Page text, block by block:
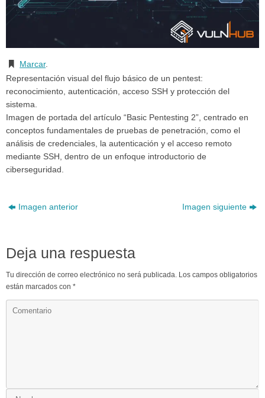
Marcar.
Representación visual del flujo básico de un pentest:
reconocimiento, autenticación, acceso SSH y protección del
sistema.
Imagen de portada del artículo “Basic Pentesting 2”, centrado en
conceptos fundamentales de pruebas de penetración, como el
análisis de credenciales, la autenticación y el acceso remoto
mediante SSH, dentro de un enfoque introductorio de
ciberseguridad.
Imagen anterior Imagen siguiente
Deja una respuesta
Tu dirección de correo electrónico no será publicada. Los campos obligatorios
están marcados con *